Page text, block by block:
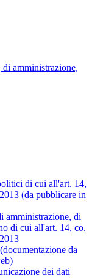
amministrazione,
di cui all'art. 14,
(da pubblicare in
amministrazione, di
di cui all'art. 14, co.
da
dei dati